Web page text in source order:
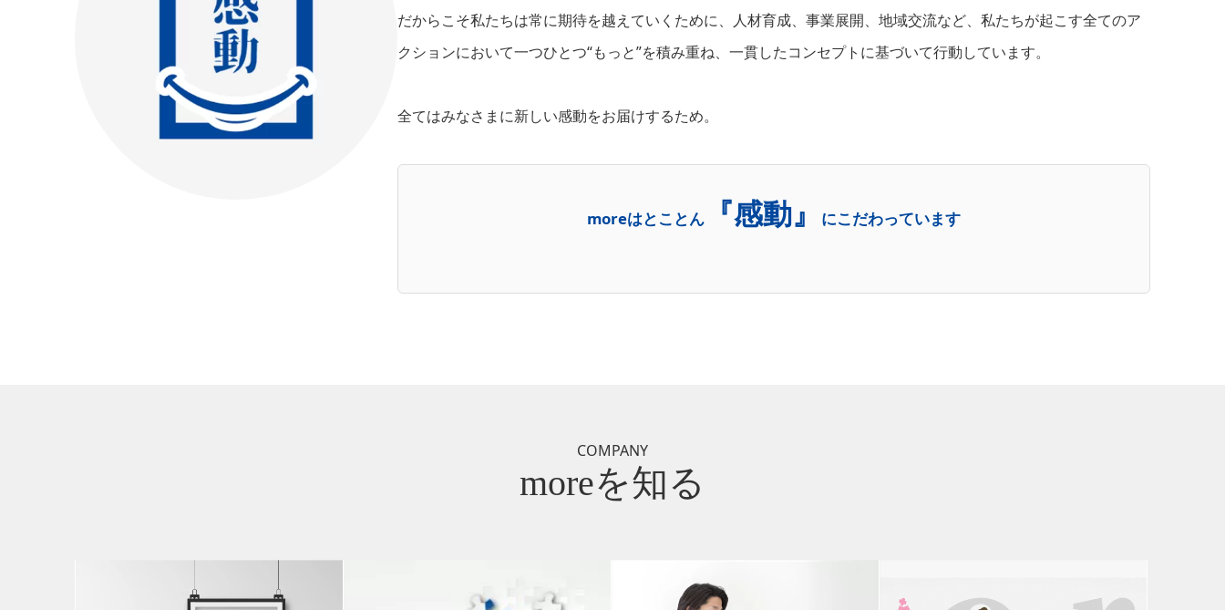
だからこそ私たちは常に期待を越えていくために、人材育成、事業展開、地域交流など、私たちが起こす全てのア
クションにおいて一つひとつ“もっと”を積み重ね、一貫したコンセプトに基づいて行動しています。
全てはみなさまに新しい感動をお届けするため。
moreはとことん 『感動』 にこだわっています
COMPANY
moreを知る